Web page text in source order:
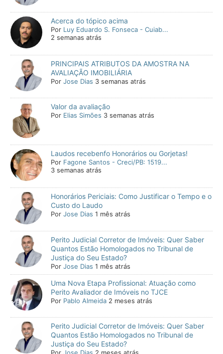
Acerca do tópico acima
Por Luy Eduardo S. Fonseca - Cuiab...
2 semanas atrás
PRINCIPAIS ATRIBUTOS DA AMOSTRA NA
AVALIAÇÃO IMOBILIÁRIA
PorJose Dias 3 semanas atrás
Valor da avaliação
Por Elias Simões 3 semanas atrás
Laudos recebenfo Honorários ou Gorjetas!
Por Fagone Santos - Creci/PB: 1519...
3 semanas atrás
Honorários Periciais: Como Justificar o Tempo e o
Custo do Laudo
PorJose Dias 1 mês atrás
Perito Judicial Corretor de Imóveis: Quer Saber
Quantos Estão Homologados no Tribunal de
Justiça do Seu Estado?
PorJose Dias 1 mês atrás
Uma Nova Etapa Profissional: Atuação como
Perito Avaliador de Imóveis no TJCE
Por Pablo Almeida 2 meses atrás
Perito Judicial Corretor de Imóveis: Quer Saber
Quantos Estão Homologados no Tribunal de
Justiça do Seu Estado?